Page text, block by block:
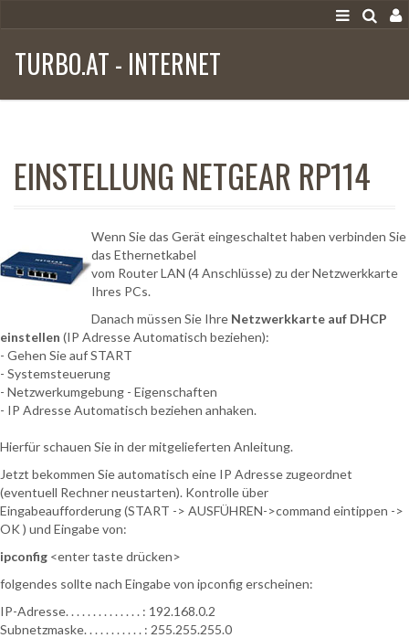
TURBO.AT - INTERNET
EINSTELLUNG NETGEAR RP114
Wenn Sie das Gerät eingeschaltet haben verbinden Sie
das Ethernetkabel
vom Router LAN (4 Anschlüsse) zu der Netzwerkkarte
Ihres PCs.
Danach müssen Sie Ihre Netzwerkkarte auf DHCP
einstellen (IP Adresse Automatisch beziehen):
- Gehen Sie auf START
- Systemsteuerung
- Netzwerkumgebung - Eigenschaften
- IP Adresse Automatisch beziehen anhaken.
Hierfür schauen Sie in der mitgelieferten Anleitung.
Jetzt bekommen Sie automatisch eine IP Adresse zugeordnet
(eventuell Rechner neustarten). Kontrolle über
Eingabeaufforderung (START -> AUSFÜHREN->command eintippen ->
OK ) und Eingabe von:
ipconfig <enter taste drücken>
folgendes sollte nach Eingabe von ipconfig erscheinen:
IP-Adresse. . . . . . . . . . . . . . : 192.168.0.2
Subnetzmaske. . . . . . . . . . . : 255.255.255.0